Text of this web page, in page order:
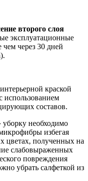
второго слоя
эксплуатационные
чем через 30 дней
краской
использованием
составов.
уборку необходимо
избегая
цветах, полученных на
слабовыраженных
повреждения
убрать салфеткой из